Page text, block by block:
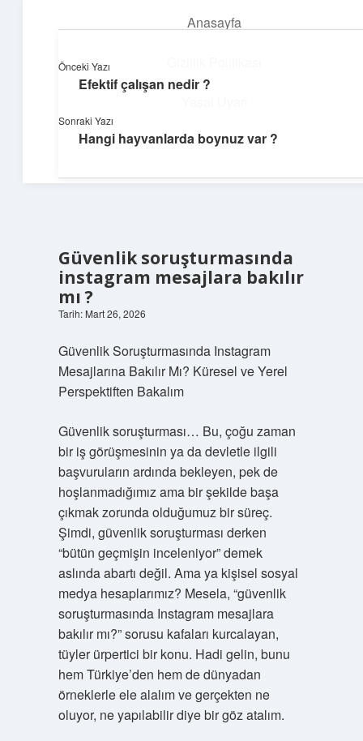
Anasayfa
Hakkımızda
Dijital Köşe
Güncel paylaşımlar ve ilginç keşiflerle dolu içerikler.
Güvenlik soruşturmasında
instagram mesajlara bakılır
mı ?
Tarih: Mart 26, 2026
Güvenlik Soruşturmasında Instagram
Mesajlarına Bakılır Mı? Küresel ve Yerel
Perspektiften Bakalım
Güvenlik soruşturması… Bu, çoğu zaman
bir iş görüşmesinin ya da devletle ilgili
başvuruların ardında bekleyen, pek de
hoşlanmadığımız ama bir şekilde başa
çıkmak zorunda olduğumuz bir süreç.
Şimdi, güvenlik soruşturması derken
“bütün geçmişin inceleniyor” demek
aslında abartı değil. Ama ya kişisel sosyal
medya hesaplarımız? Mesela, “güvenlik
soruşturmasında Instagram mesajlara
bakılır mı?” sorusu kafaları kurcalayan,
tüyler ürpertici bir konu. Hadi gelin, bunu
hem Türkiye’den hem de dünyadan
örneklerle ele alalım ve gerçekten ne
oluyor, ne yapılabilir diye bir göz atalım.
Önceki Yazı
Efektif çalışan nedir ?
Sonraki Yazı
Hangi hayvanlarda boynuz var ?